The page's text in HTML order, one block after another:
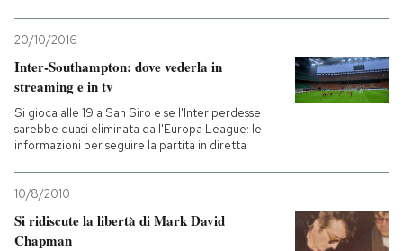
20/10/2016
Inter-Southampton: dove vederla in
streaming e in tv
Si gioca alle 19 a San Siro e se l'Inter perdesse
sarebbe quasi eliminata dall'Europa League: le
informazioni per seguire la partita in diretta
10/8/2010
Si ridiscute la libertà di Mark David
Chapman